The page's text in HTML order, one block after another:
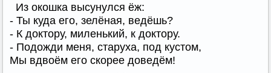
Из окошка высунулся ёж:
- Ты куда его, зелёная, ведёшь?
- К доктору, миленький, к доктору.
- Подожди меня, старуха, под кустом,
Мы вдвоём его скорее доведём!